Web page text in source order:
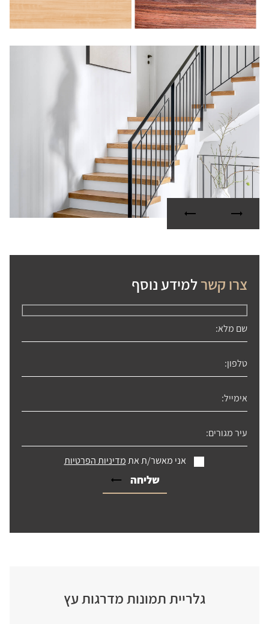
צרו קשרלמידע נוסף
אני מאשר/ת אתמדיניות הפרטיות
שליחה
גלריית תמונות מדרגות עץ